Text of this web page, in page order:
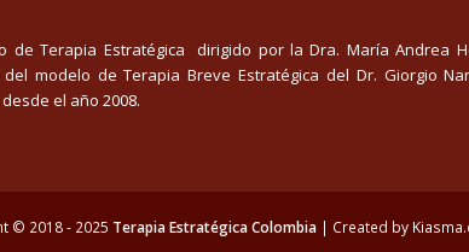
de Terapia Estratégica dirigido por la Dra. María Andrea
modelo de Terapia Breve Estratégica del Dr. Giorgio
el año 2008.
© 2018 - 2025 Terapia Estratégica Colombia | Created by